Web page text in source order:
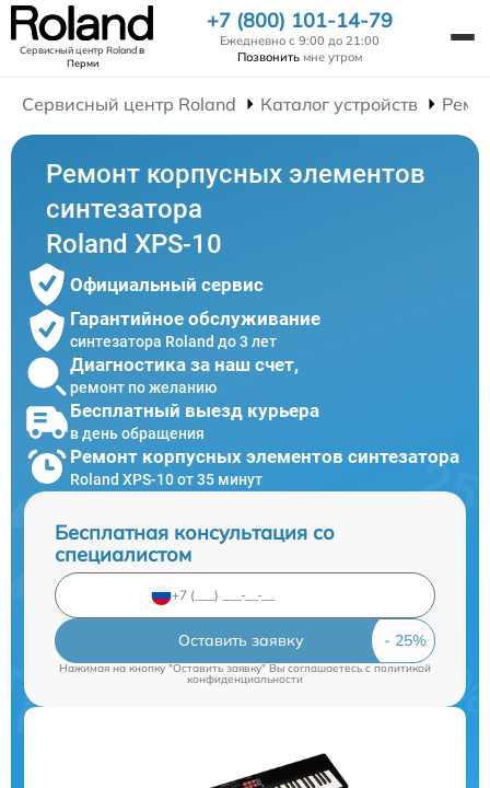
Сервисный центр Rolandв
Перми
+7 (800) 101-14-79
Ежедневно с 9:00 до 21:00
Позвонить мне утром
Сервисный центр Roland Каталог устройств
Ремонт корпусных элементов
синтезатора
Roland XPS-10
Официальный сервис
Гарантийное обслуживание
синтезатора Roland до 3 лет
Диагностика за наш счет,
ремонт по желанию
Бесплатный выезд курьера
в день обращения
Ремонт корпусных элементов синтезатора
Roland XPS-10 от 35 минут
Бесплатная консультация со
специалистом
Оставить заявку
Нажимая на кнопку "Оставить заявку" Вы соглашаетесь cполитикой
конфиденциальности